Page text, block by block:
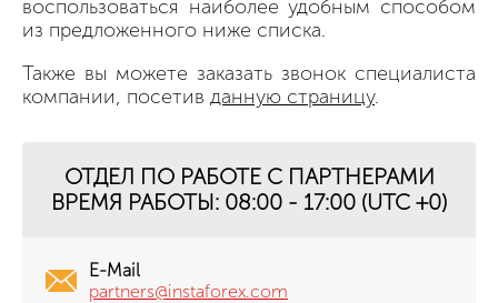
воспользоваться наиболее удобным способом
из предложенного ниже списка.
Также вы можете заказать звонок специалиста
компании, посетив данную страницу.
ОТДЕЛ ПО РАБОТЕ С ПАРТНЕРАМИ
ВРЕМЯ РАБОТЫ: 08:00 - 17:00 (UTC +0)
E-Mail
partners@instaforex.com